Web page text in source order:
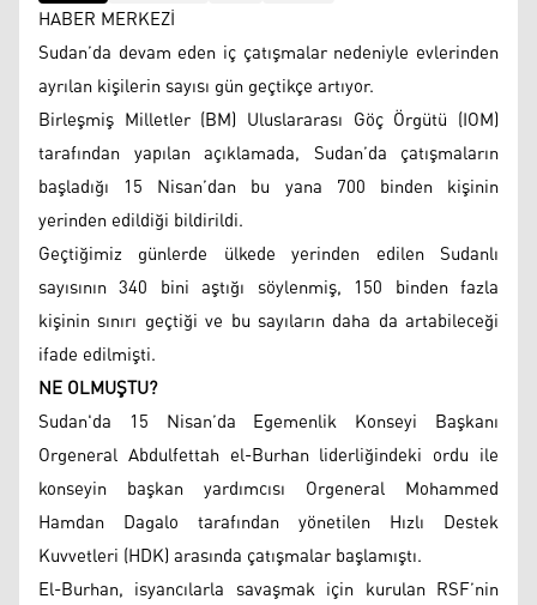
HABER MERKEZİ
Sudan’da devam eden iç çatışmalar nedeniyle evlerinden
ayrılan kişilerin sayısı gün geçtikçe artıyor.
Birleşmiş Milletler (BM) Uluslararası Göç Örgütü (IOM)
tarafından yapılan açıklamada, Sudan’da çatışmaların
başladığı 15 Nisan’dan bu yana 700 binden kişinin
yerinden edildiği bildirildi.
Geçtiğimiz günlerde ülkede yerinden edilen Sudanlı
sayısının 340 bini aştığı söylenmiş, 150 binden fazla
kişinin sınırı geçtiği ve bu sayıların daha da artabileceği
ifade edilmişti.
NE OLMUŞTU?
Sudan'da 15 Nisan’da Egemenlik Konseyi Başkanı
Orgeneral Abdulfettah el-Burhan liderliğindeki ordu ile
konseyin başkan yardımcısı Orgeneral Mohammed
Hamdan Dagalo tarafından yönetilen Hızlı Destek
Kuvvetleri (HDK) arasında çatışmalar başlamıştı.
El-Burhan, isyancılarla savaşmak için kurulan RSF’nin